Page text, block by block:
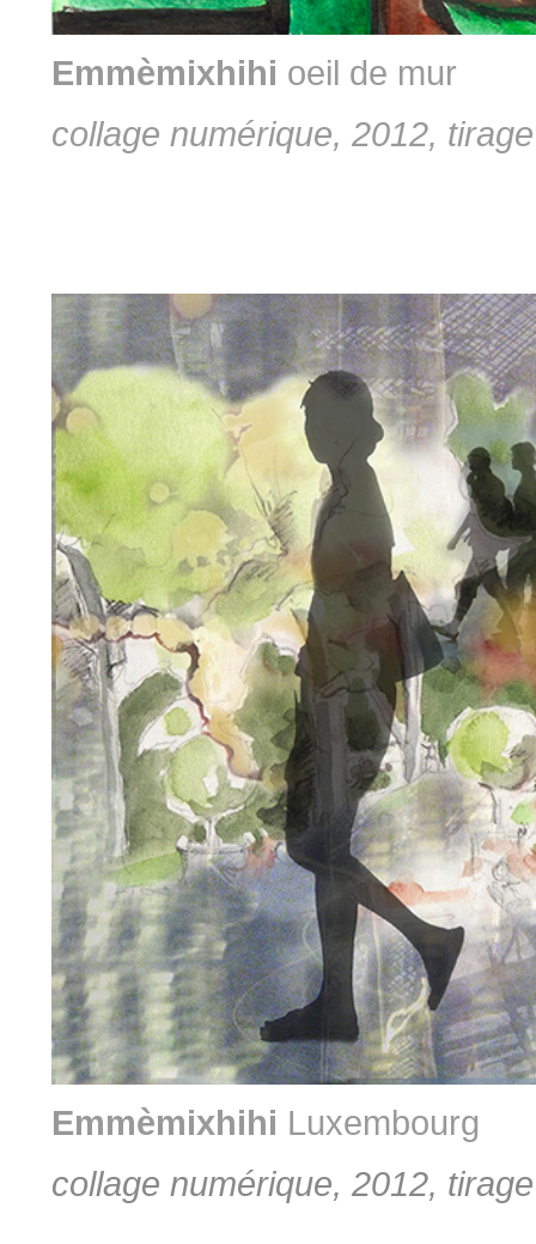
Emmèmixhihi oeil de mur
collage numérique, 2012,
Emmèmixhihi Luxembourg
collage numérique, 2012,